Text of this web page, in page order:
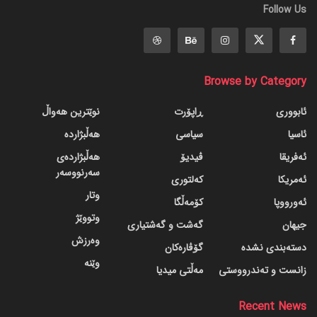
Follow Us
Browse by Category
ئابووری
ئاسیا
ئەفریقا
ئەمریکا
ئەورووپا
جیهان
دسته‌بندی نشده
زانست و تەندرووستی
ڕاپۆرت
سیاسی
ڤیدیۆ
کەلتوری
کۆمەڵگا
گه‌شت و گه‌شتیاری
گۆڤاره‌کان
مەڵتی میدیا
نوێترین هەواڵ
هەڵبژاردە
هەڵبژاردەی
سەرنووسەر
وتار
وتووێژ
وەرزش
وێنە
Recent News